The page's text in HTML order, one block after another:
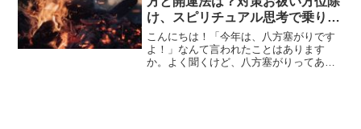
け、スピリチュアル思考で乗り切
ろう
こんにちは！「今年は、八方塞がりです
よ！」なんて言われたことはあります
か。よく聞くけど、八方塞がりってあま